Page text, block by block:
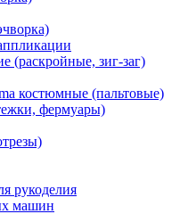
(раскройные, зиг-заг)
костюмные (пальтовые)
фермуары)
рукоделия
машин